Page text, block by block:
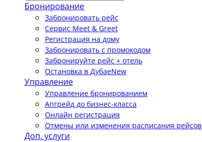
Бронирование
Забронировать рейс
Сервис Meet & Greet
Регистрация на дому
Забронировать с промокодом
Забронируйте рейс + отель
Остановка в ДубаеNew
Управление
Управление бронированием
Апгрейд до бизнес-класса
Онлайн регистрация
Отмены или изменения расписания рейсов
Доп. услуги